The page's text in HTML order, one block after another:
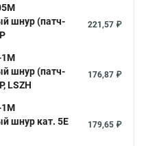
шнур (патч-
221,57 ₽
1M
шнур (патч-
LSZH
176,87 ₽
1M
шнур кат. 5Е
179,65 ₽